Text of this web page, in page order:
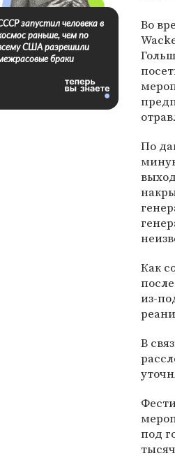
Во
По
Как
из-
В
под
запустил человека в
раньше, чем по
США разрешили
браки